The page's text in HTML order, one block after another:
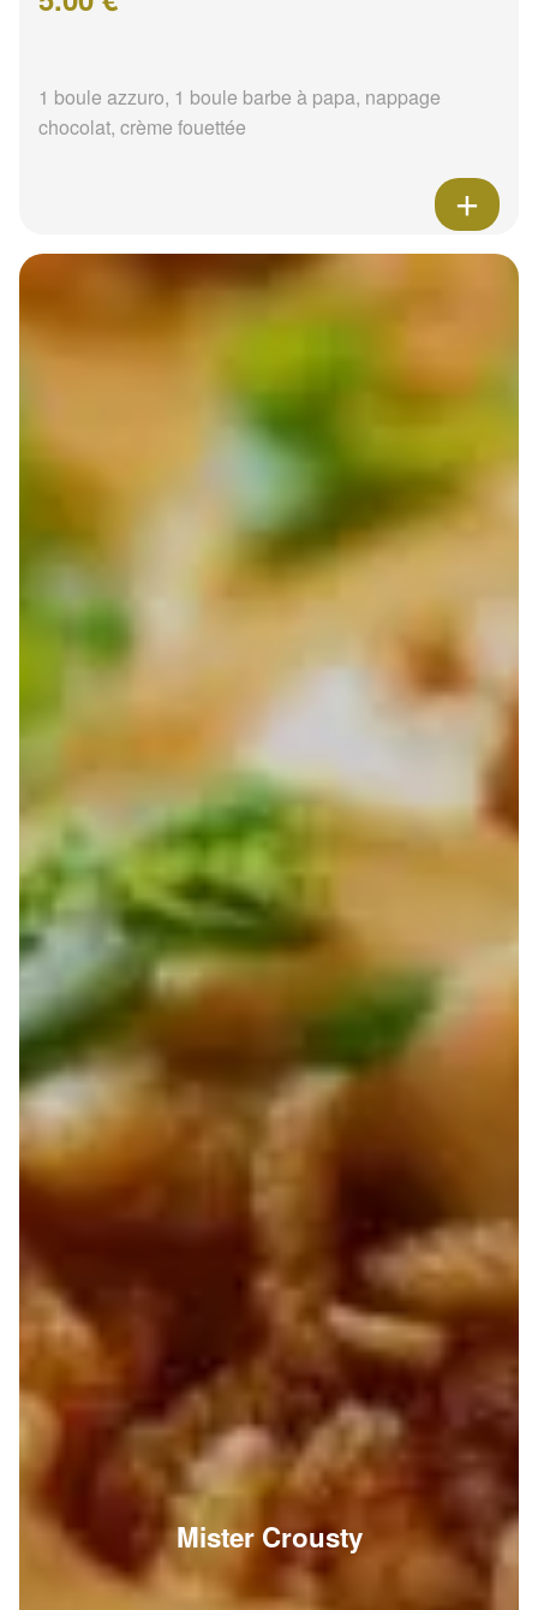
1 boule azzuro, 1 boule barbe à papa, nappage
chocolat, crème fouettée
Mister Crousty